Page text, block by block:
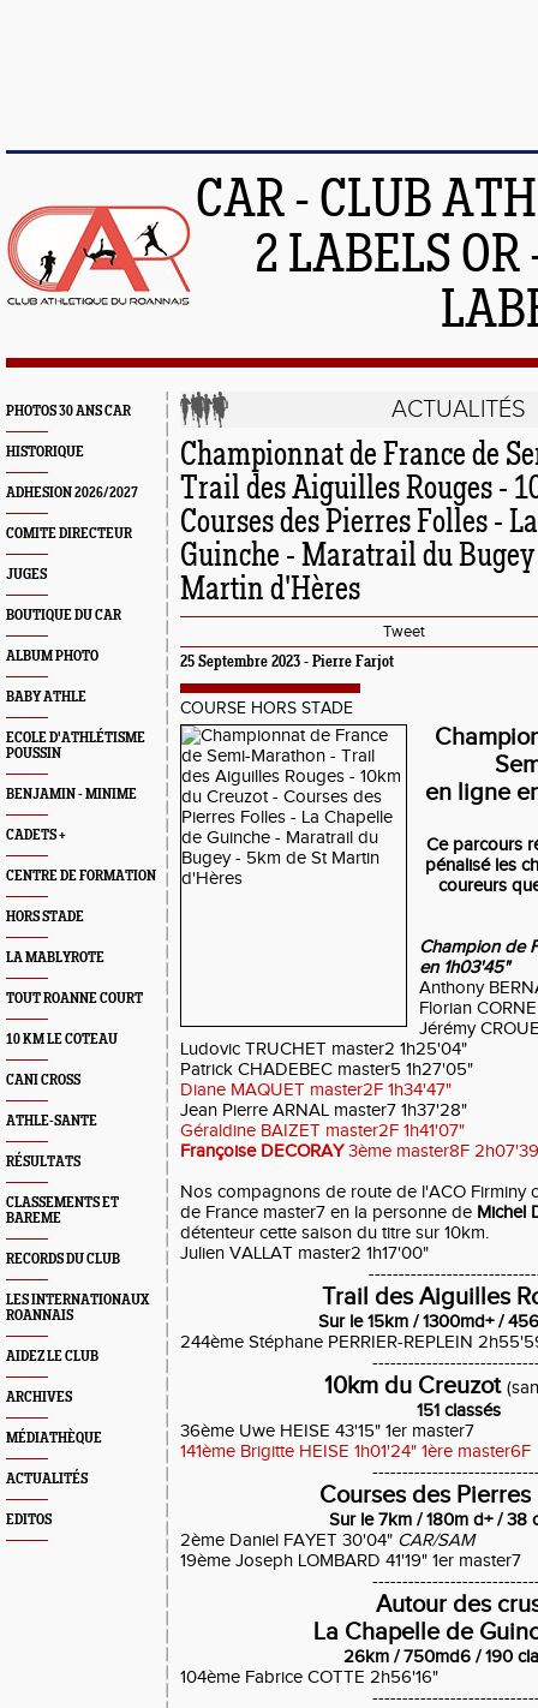
CAR - CLUB
2 LABELS
PHOTOS 30 ANS CAR
HISTORIQUE
ADHESION 2026/2027
COMITE DIRECTEUR
JUGES
BOUTIQUE DU CAR
ALBUM PHOTO
BABY ATHLE
ECOLE D'ATHLÉTISME
POUSSIN
BENJAMIN - MINIME
CADETS +
CENTRE DE FORMATION
HORS STADE
LA MABLYROTE
TOUT ROANNE COURT
10 KM LE COTEAU
CANI CROSS
ATHLE-SANTE
RÉSULTATS
CLASSEMENTS ET
BAREME
RECORDS DU CLUB
LES INTERNATIONAUX
ROANNAIS
AIDEZ LE CLUB
ARCHIVES
MÉDIATHÈQUE
ACTUALITÉS
EDITOS
ACTUALITÉS
Championnat de France de
Trail des Aiguilles Rouges -
Courses des Pierres Folles -
Guinche - Maratrail du Bugey
Martin d'Hères
Tweet
25 Septembre 2023 - Pierre Farjot
COURSE HORS STADE
en ligne
Ce parcours
pénalisé les
coureurs
Champion de
en 1h03'45"
Anthony
Florian
Jérémy
Ludovic TRUCHET master2 1h25'04"
Patrick CHADEBEC master5 1h27'05"
Diane MAQUET master2F 1h34'47"
Jean Pierre ARNAL master7 1h37'28"
Géraldine BAIZET master2F 1h41'07"
Françoise DECORAY3ème master8F
Nos compagnons de route de l'ACO Firminy
de France master7 en la personne de Michel
détenteur cette saison du titre sur 10km.
Julien VALLAT master2 1h17'00"
Trail des Aiguilles
Sur le 15km / 1300md+ /
244ème Stéphane PERRIER-REPLEIN
10km du Creuzot
151 classés
36ème Uwe HEISE 43'15" 1er master7
141ème Brigitte HEISE 1h01'24" 1ère master6F
Courses des Pierres
Sur le 7km / 180m d+ / 38
2ème Daniel FAYET 30'04" CAR/SAM
19ème Joseph LOMBARD 41'19" 1er master7
Autour des
La Chapelle de
26km / 750md6 / 190
104ème Fabrice COTTE 2h56'16"